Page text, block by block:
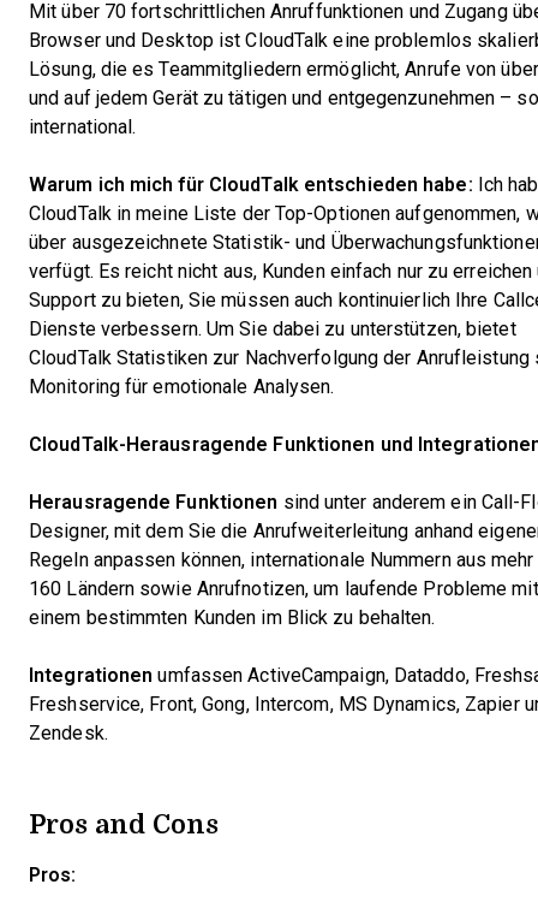
Mit über 70 fortschrittlichen Anruffunktionen und Zugang
Browser und Desktop ist CloudTalk eine problemlos
Lösung, die es Teammitgliedern ermöglicht, Anrufe von
und auf jedem Gerät zu tätigen und entgegenzunehmen –
international.
Warum ich mich für CloudTalk entschieden habe: Ich
CloudTalk in meine Liste der Top-Optionen aufgenommen,
über ausgezeichnete Statistik- und
verfügt. Es reicht nicht aus, Kunden einfach nur zu erreichen
Support zu bieten, Sie müssen auch kontinuierlich Ihre
Dienste verbessern. Um Sie dabei zu unterstützen, bietet
CloudTalk Statistiken zur Nachverfolgung der Anrufleistung
Monitoring für emotionale Analysen.
CloudTalk-Herausragende Funktionen und
Herausragende Funktionen sind unter anderem ein Call-
Designer, mit dem Sie die Anrufweiterleitung anhand
Regeln anpassen können, internationale Nummern aus
160 Ländern sowie Anrufnotizen, um laufende Probleme mit
einem bestimmten Kunden im Blick zu behalten.
Integrationen umfassen ActiveCampaign, Dataddo,
Freshservice, Front, Gong, Intercom, MS Dynamics, Zapier
Zendesk.
Pros and Cons
Pros: